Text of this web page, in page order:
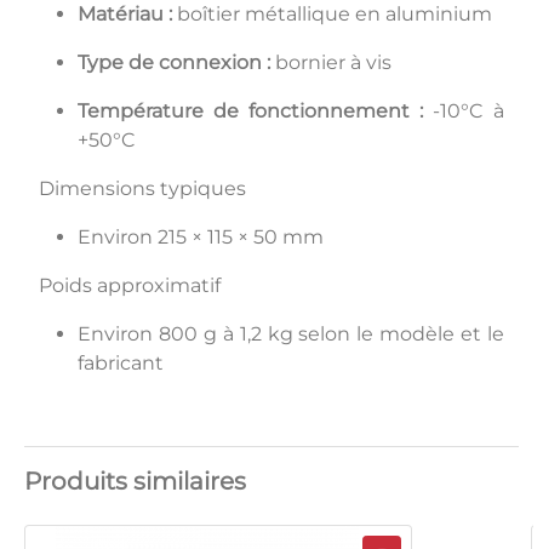
Matériau : boîtier métallique en aluminium
Type de connexion : bornier à vis
Température de fonctionnement : -10°C à
+50°C
Dimensions typiques
Environ 215 × 115 × 50 mm
Poids approximatif
Environ 800 g à 1,2 kg selon le modèle et le
fabricant
Produits similaires